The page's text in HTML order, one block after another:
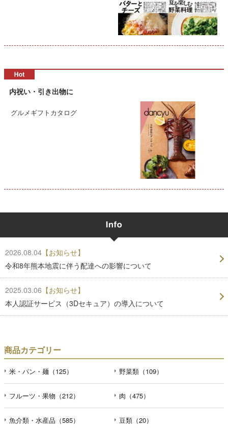
内祝い・引き出物に
グルメギフトカタログ
2026.08.04 【お知らせ】
令和8年熊本地震に伴う配達への影響について
2025.03.06 【お知らせ】
本人認証サービス（3Dセキュア）の導入について
商品カテゴリー
米・パン・麺（125） 野菜類（109）
フルーツ・果物（212） 肉（475）
魚介類・水産品（585） 豆類（20）